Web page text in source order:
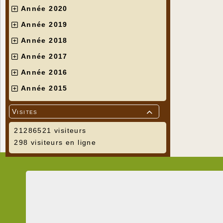
Année 2020
Année 2019
Année 2018
Année 2017
Année 2016
Année 2015

Visites
21286521 visiteurs
298 visiteurs en ligne